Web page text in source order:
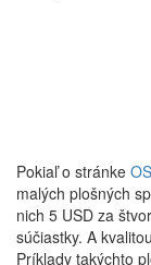
Pokiaľ o stránke
malých plošných
nich 5 USD za
súčiastky. A
Príklady takýchto